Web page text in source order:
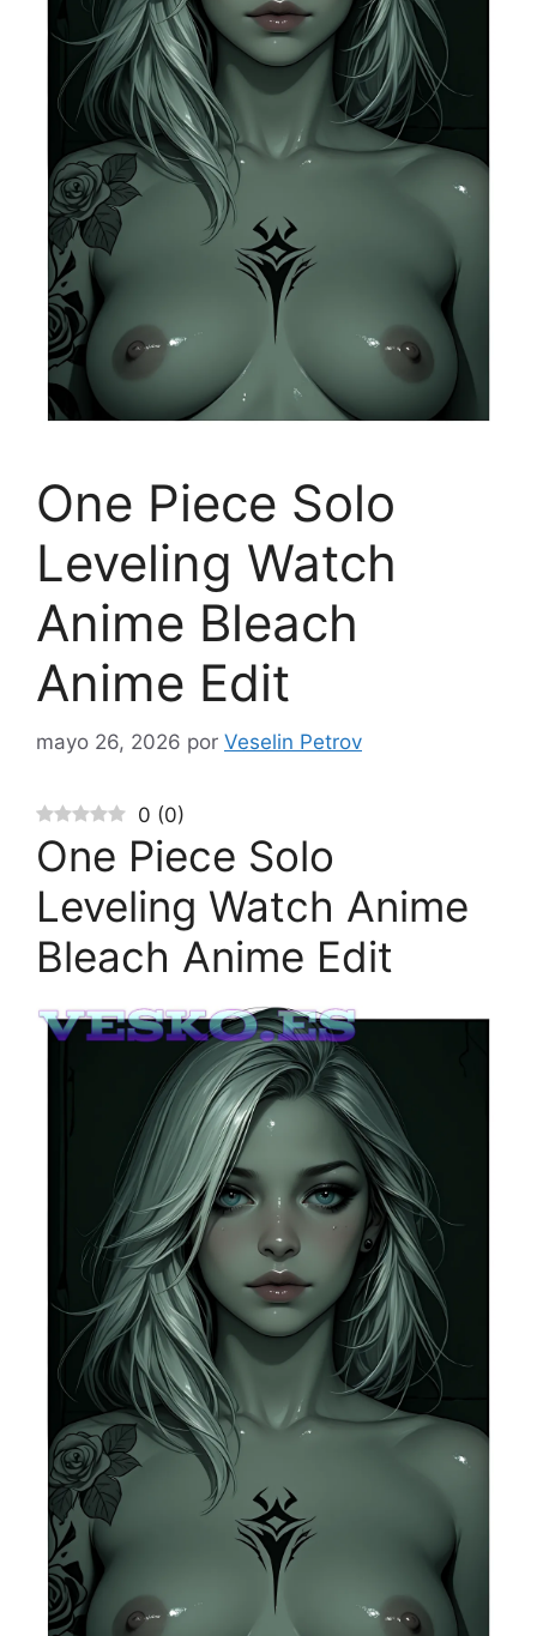
One Piece Solo
Leveling Watch
Anime Bleach
Anime Edit
mayo 26, 2026 por Veselin Petrov
0 (0)
One Piece Solo
Leveling Watch Anime
Bleach Anime Edit